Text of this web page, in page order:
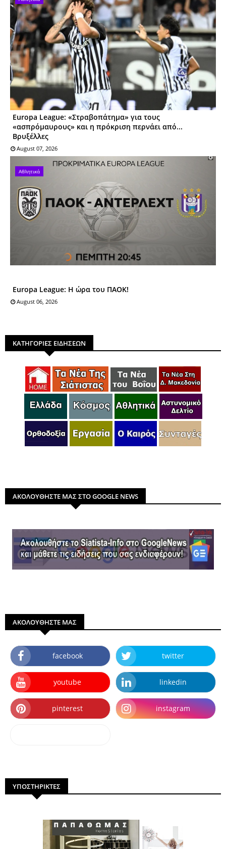
Europa League: «Στραβοπάτημα» για τους
«ασπρόμαυρους» και η πρόκριση περνάει από...
Βρυξέλλες
August 07, 2026
Αθλητικά
Europa League: Η ώρα του ΠΑΟΚ!
August 06, 2026
ΚΑΤΗΓΟΡΙΕΣ ΕΙΔΗΣΕΩΝ
ΑΚΟΛΟΥΘΗΣΤΕ ΜΑΣ ΣΤΟ GOOGLE NEWS
ΑΚΟΛΟΥΘΗΣΤΕ ΜΑΣ
facebook twitter
youtube linkedin
pinterest instagram
ΥΠΟΣΤΗΡΙΚΤΕΣ